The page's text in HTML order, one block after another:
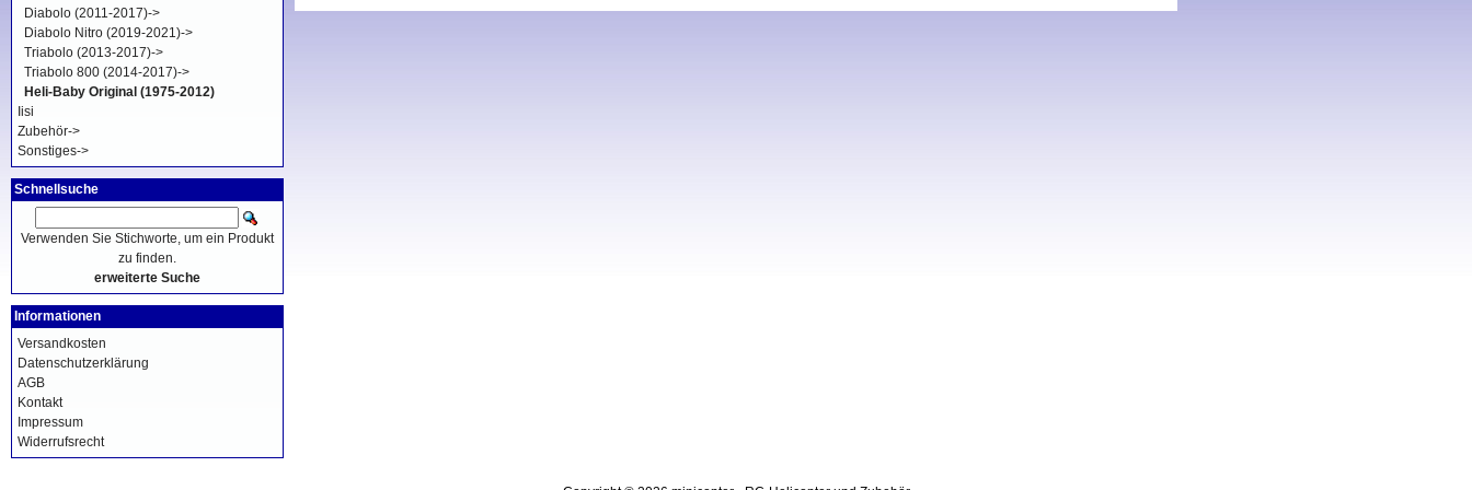
Diabolo (2011-2017)->
Diabolo Nitro (2019-2021)->
Triabolo (2013-2017)->
Triabolo 800 (2014-2017)->
Heli-Baby Original (1975-2012)
Iisi
Zubehör->
Sonstiges->
Schnellsuche
Verwenden Sie Stichworte, um ein Produkt
zu finden.
erweiterte Suche
Informationen
Versandkosten
Datenschutzerklärung
AGB
Kontakt
Impressum
Widerrufsrecht